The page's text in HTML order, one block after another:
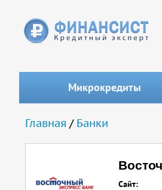
Микрокредиты
Вы здесь
Главная / Банки
Сайт: